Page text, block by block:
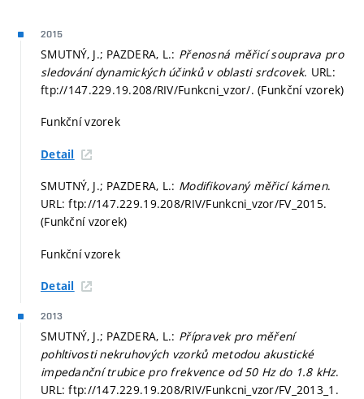
2015
SMUTNÝ, J.; PAZDERA, L.: Přenosná měřicí souprava pro
sledování dynamických účinků v oblasti srdcovek. URL:
ftp://147.229.19.208/RIV/Funkcni_vzor/. (Funkční vzorek)
Funkční vzorek
Detail
SMUTNÝ, J.; PAZDERA, L.: Modifikovaný měřicí kámen.
URL: ftp://147.229.19.208/RIV/Funkcni_vzor/FV_2015.
(Funkční vzorek)
Funkční vzorek
Detail
2013
SMUTNÝ, J.; PAZDERA, L.: Přípravek pro měření
pohltivosti nekruhových vzorků metodou akustické
impedanční trubice pro frekvence od 50 Hz do 1.8 kHz.
URL: ftp://147.229.19.208/RIV/Funkcni_vzor/FV_2013_1.